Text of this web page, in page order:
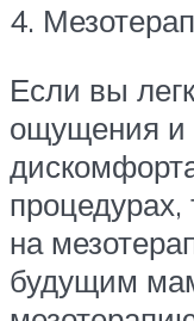
4.
Если вы
ощущения и
на
будущим